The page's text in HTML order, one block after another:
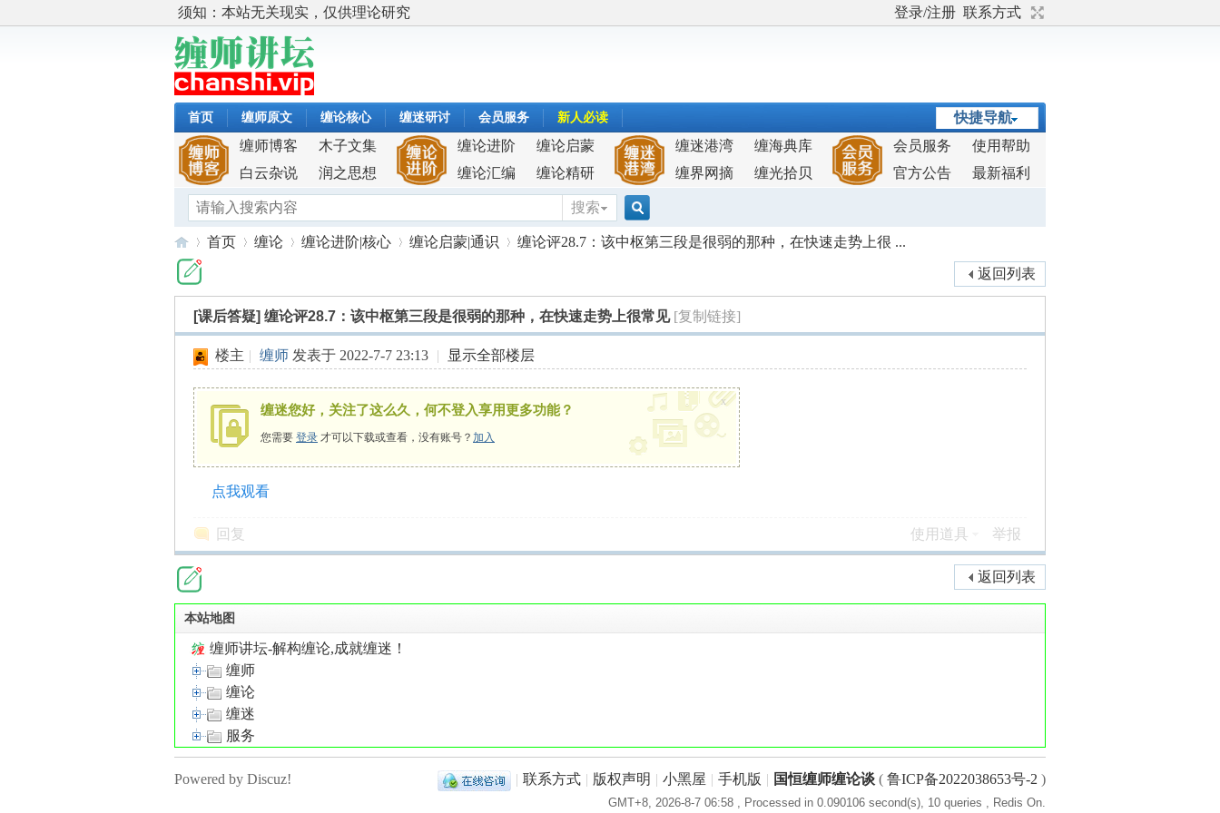
须知：本站无关现实，仅供理论研究 登录/注册 联系方式
快捷导航
首页 缠师原文 缠论核心 缠迷研讨 会员服务 新人必读
缠师博客
木子文集
白云杂说
润之思想
缠论进阶
缠论启蒙
缠论汇编
缠论精研
缠迷港湾
缠海典库
缠界网摘
缠光拾贝
会员服务
使用帮助
官方公告
最新福利
搜索
搜
索
首页
›
缠论
›
缠论进阶|核心
›
缠论启蒙|通识
›
缠论评28.7：该中枢第三段是很弱的那种，在快速走势上很 ...
返回列表
[课后答疑] 缠论评28.7：该中枢第三段是很弱的那种，在快速走势上很常见 [复制链接]
楼主 | 缠师 发表于 2022-7-7 23:13 | 显示全部楼层
缠迷您好，关注了这么久，何不登入享用更多功能？
您需要 登录 才可以下载或查看，没有账号？ 加入
x
点我观看
回复 使用道具 举报
返回列表
本站地图
缠师讲坛-解构缠论,成就缠迷！
缠师
缠论
缠迷
服务
| 联系方式 | 版权声明 | 小黑屋 | 手机版 | 国恒缠师缠论谈 ( 鲁ICP备2022038653号-2 )
GMT+8, 2026-8-7 06:58 , Processed in 0.090106 second(s), 10 queries , Redis On.
Powered by Discuz!